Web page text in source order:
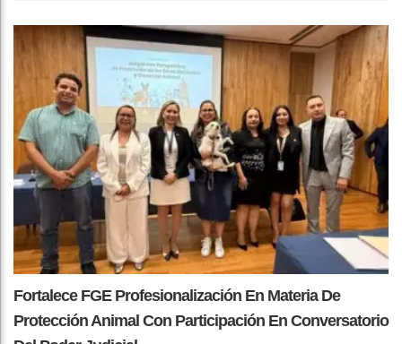
Fortalece FGE Profesionalización En Materia De
Protección Animal Con Participación En Conversatorio